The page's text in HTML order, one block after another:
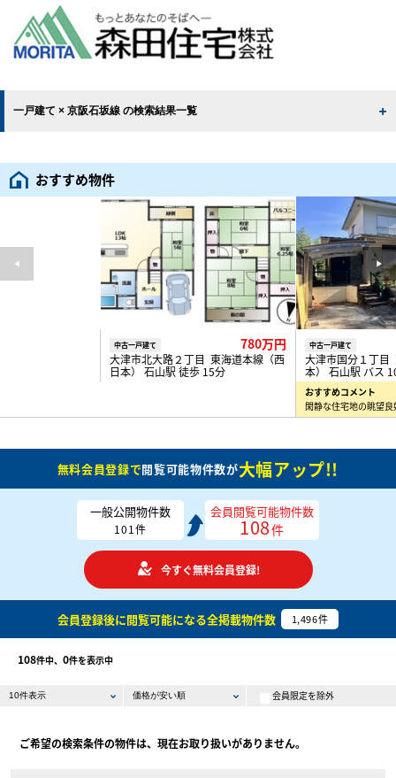
一戸建て × 京阪石坂線 の検索結果一覧
おすすめ物件
中古一戸建て 780万円
大津市北大路２丁目 東海道本線（西
日本） 石山駅 徒歩 15分
中古一戸建て
大津市国分１丁目
本） 石山駅 バス
おすすめコメント
無料会員登録で閲覧可能物件数が大幅アップ!!
一般公開物件数
101件
会員閲覧可能物件数
108件
今すぐ無料会員登録!
会員登録後に閲覧可能になる全掲載物件数 1,496件
108件中、 0件を表示中
会員限定を除外
ご希望の検索条件の物件は、現在お取り扱いがありません。